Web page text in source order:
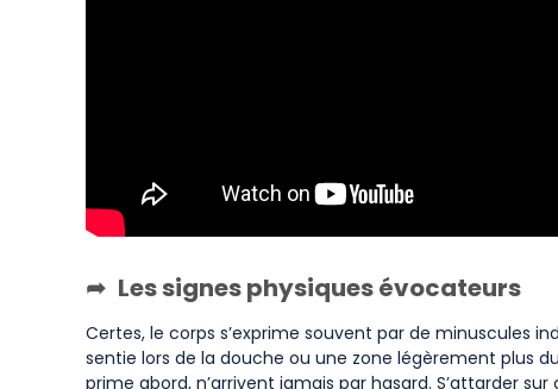
Les signes physiques évocateurs
Certes, le corps s’exprime souvent par de minuscules
sentie lors de la douche ou une zone légèrement plus
prime abord, n’arrivent jamais par hasard. S’attarder